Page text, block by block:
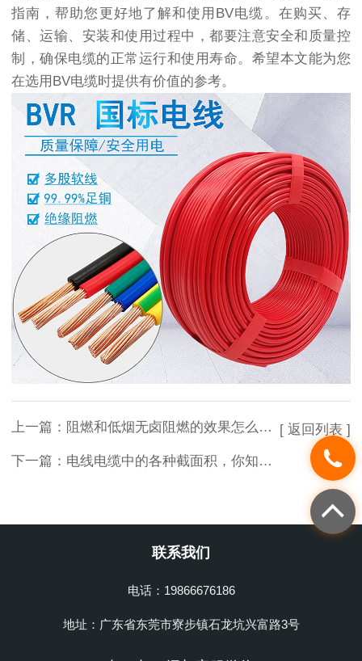
指南，帮助您更好地了解和使用BV电缆。在购买、存
储、运输、安装和使用过程中，都要注意安全和质量控
制，确保电缆的正常运行和使用寿命。希望本文能为您
在选用BV电缆时提供有价值的参考。
上一篇： 阻燃和低烟无卤阻燃的效果怎么样？
下一篇： 电线电缆中的各种截面积，你知道怎么区分吗？
[ 返回列表 ]
联系我们
电话：19866676186
地址：广东省东莞市寮步镇石龙坑兴富路3号